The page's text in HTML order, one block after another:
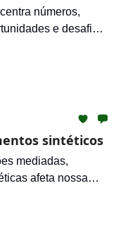
números,
e desafios
sintéticos
mediadas,
afeta nossa